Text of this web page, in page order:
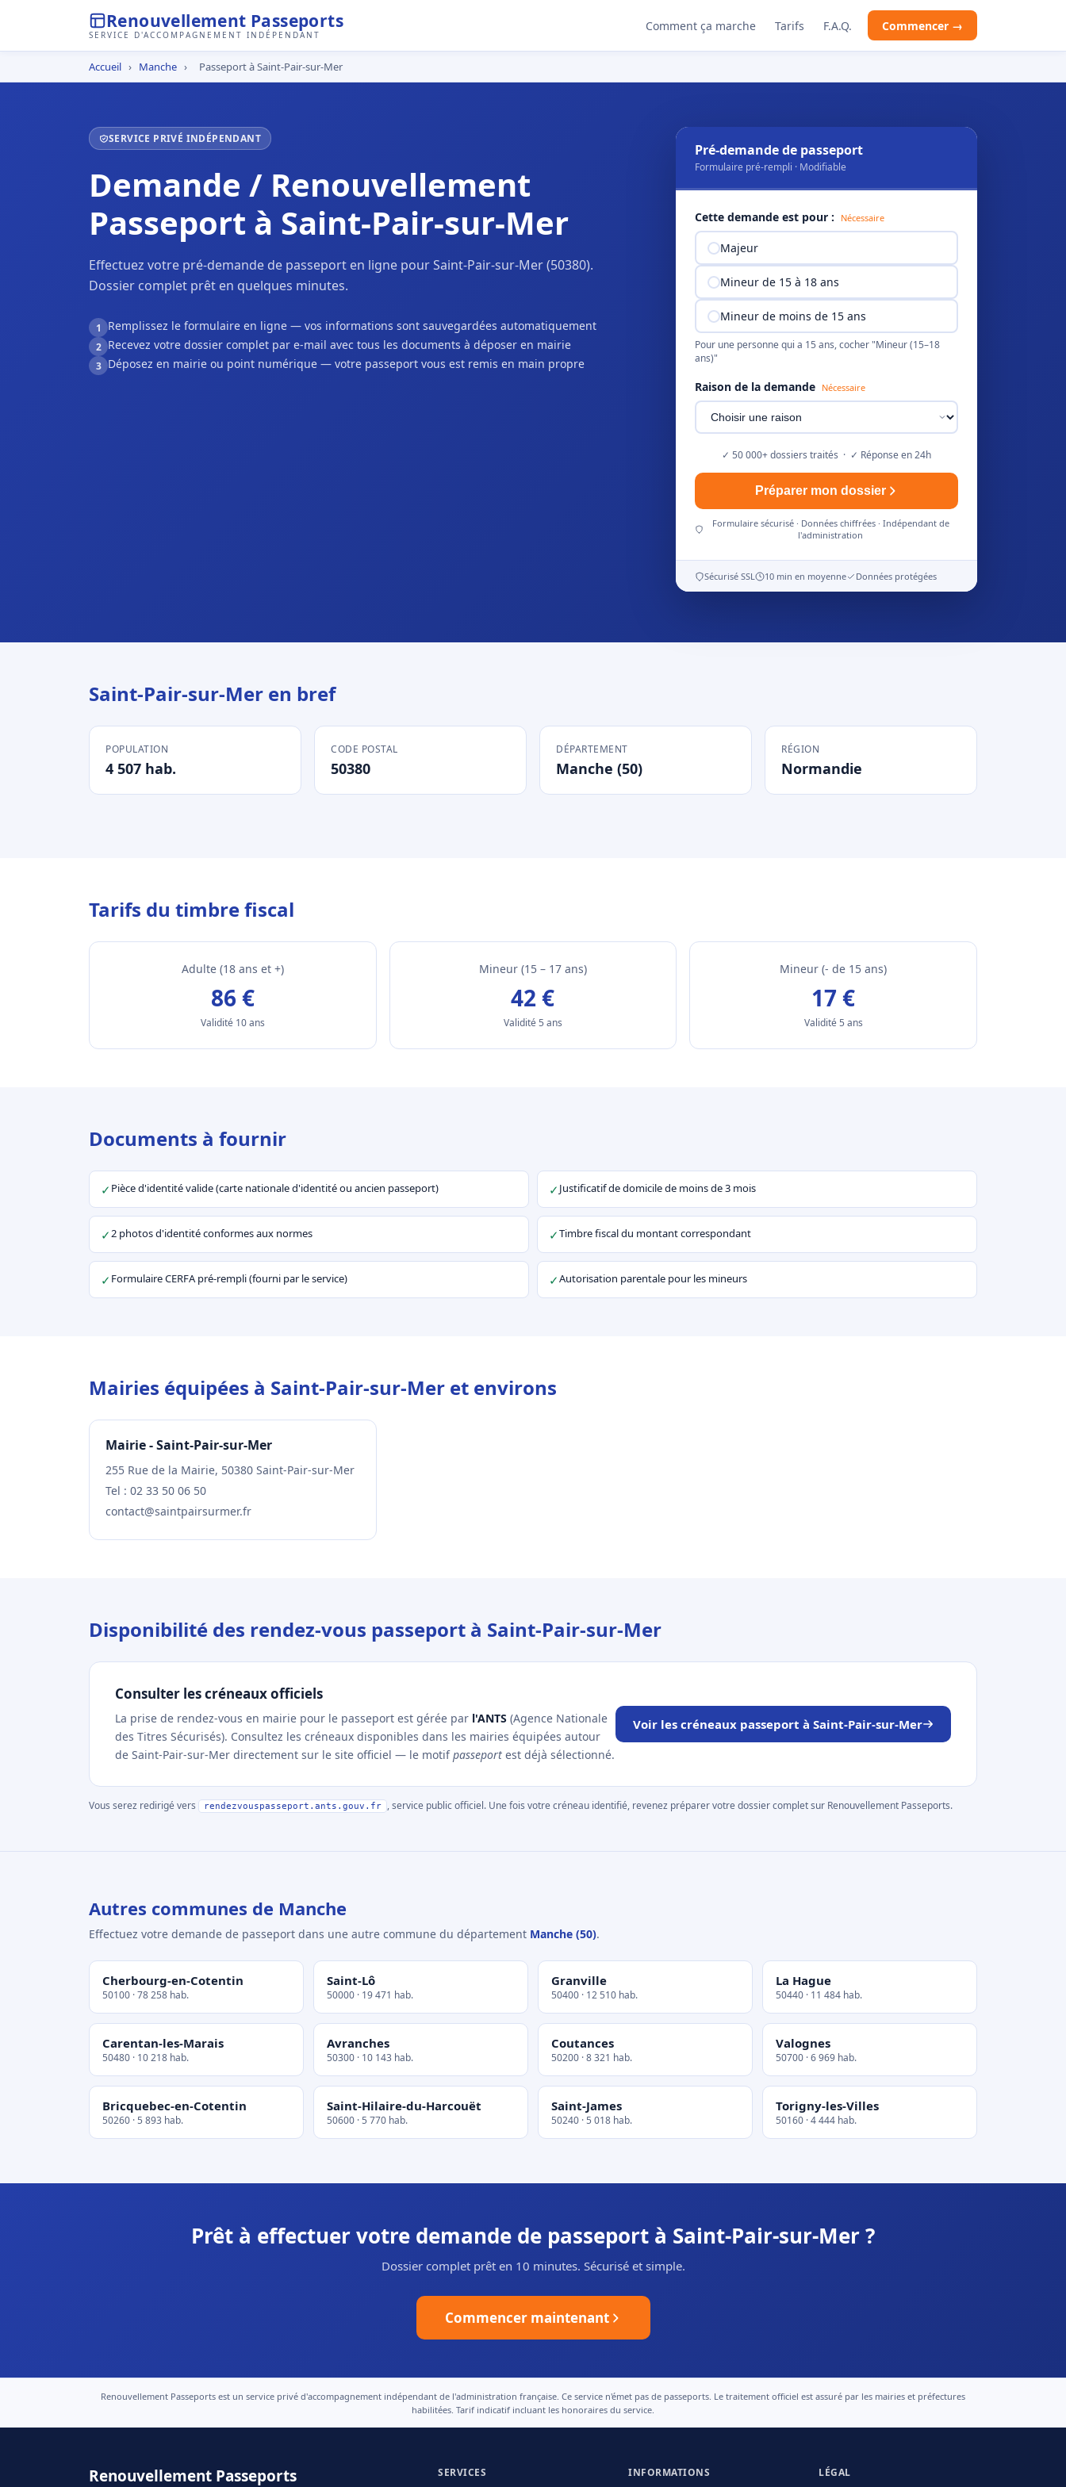
Renouvellement Passeports
SERVICE D'ACCOMPAGNEMENT INDÉPENDANT
Comment ça marche Tarifs F.A.Q. Commencer →
Accueil › Manche › Passeport à Saint-Pair-sur-Mer
SERVICE PRIVÉ INDÉPENDANT
Demande / Renouvellement
Passeport à Saint-Pair-sur-Mer
Effectuez votre pré-demande de passeport en ligne pour Saint-Pair-sur-Mer (50380).
Dossier complet prêt en quelques minutes.
1 Remplissez le formulaire en ligne — vos informations sont sauvegardées automatiquement
2 Recevez votre dossier complet par e-mail avec tous les documents à déposer en mairie
3 Déposez en mairie ou point numérique — votre passeport vous est remis en main propre
Pré-demande de passeport
Formulaire pré-rempli · Modifiable
Cette demande est pour : Nécessaire
Majeur
Mineur de 15 à 18 ans
Mineur de moins de 15 ans
Pour une personne qui a 15 ans, cocher "Mineur (15–18
ans)"
Raison de la demande Nécessaire
✓ 50 000+ dossiers traités · ✓ Réponse en 24h
Préparer mon dossier
Formulaire sécurisé · Données chiffrées · Indépendant de
l'administration
Sécurisé SSL 10 min en moyenne Données protégées
Saint-Pair-sur-Mer en bref
POPULATION
4 507 hab.
CODE POSTAL
50380
DÉPARTEMENT
Manche (50)
RÉGION
Normandie
Tarifs du timbre fiscal
Adulte (18 ans et +)
86 €
Validité 10 ans
Mineur (15 – 17 ans)
42 €
Validité 5 ans
Mineur (- de 15 ans)
17 €
Validité 5 ans
Documents à fournir
✓ Pièce d'identité valide (carte nationale d'identité ou ancien passeport) ✓Justificatif de domicile de moins de 3 mois
✓2 photos d'identité conformes aux normes ✓Timbre fiscal du montant correspondant
✓ Formulaire CERFA pré-rempli (fourni par le service) ✓Autorisation parentale pour les mineurs
Mairies équipées à Saint-Pair-sur-Mer et environs
Mairie - Saint-Pair-sur-Mer
255 Rue de la Mairie, 50380 Saint-Pair-sur-Mer
Tel : 02 33 50 06 50
contact@saintpairsurmer.fr
Disponibilité des rendez-vous passeport à Saint-Pair-sur-Mer
Consulter les créneaux officiels
La prise de rendez-vous en mairie pour le passeport est gérée par l'ANTS (Agence Nationale
des Titres Sécurisés). Consultez les créneaux disponibles dans les mairies équipées autour
de Saint-Pair-sur-Mer directement sur le site officiel — le motifpasseport est déjà sélectionné.
Voir les créneaux passeport à Saint-Pair-sur-Mer
Vous serez redirigé vers rendezvouspasseport.ants.gouv.fr , service public officiel. Une fois votre créneau identifié, revenez préparer votre dossier complet sur Renouvellement Passeports.
Autres communes de Manche
Effectuez votre demande de passeport dans une autre commune du département Manche (50).
Cherbourg-en-Cotentin
50100 · 78 258 hab.
Saint-Lô
50000 · 19 471 hab.
Granville
50400 · 12 510 hab.
La Hague
50440 · 11 484 hab.
Carentan-les-Marais
50480 · 10 218 hab.
Avranches
50300 · 10 143 hab.
Coutances
50200 · 8 321 hab.
Valognes
50700 · 6 969 hab.
Bricquebec-en-Cotentin
50260 · 5 893 hab.
Saint-Hilaire-du-Harcouët
50600 · 5 770 hab.
Saint-James
50240 · 5 018 hab.
Torigny-les-Villes
50160 · 4 444 hab.
Prêt à effectuer votre demande de passeport à Saint-Pair-sur-Mer ?
Dossier complet prêt en 10 minutes. Sécurisé et simple.
Commencer maintenant
Renouvellement Passeports est un service privé d'accompagnement indépendant de l'administration française. Ce service n'émet pas de passeports. Le traitement officiel est assuré par les mairies et préfectures
habilitées. Tarif indicatif incluant les honoraires du service.
Renouvellement Passeports SERVICES INFORMATIONS LÉGAL